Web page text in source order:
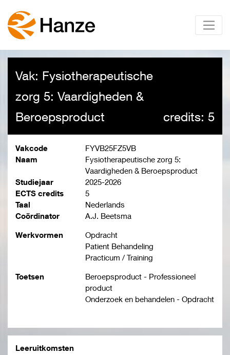
Vak: Fysiotherapeutische
zorg 5: Vaardigheden &
Beroepsproduct
credits: 5
Vakcode
FYVB25FZ5VB
Naam
Fysiotherapeutische zorg 5:
Vaardigheden & Beroepsproduct
Studiejaar
2025-2026
ECTS credits
5
Taal
Nederlands
Coördinator
A.J. Beetsma
Werkvormen
Opdracht
Patient Behandeling
Practicum / Training
Toetsen
Beroepsproduct - Professioneel
product
Onderzoek en behandelen - Opdracht
Leeruitkomsten